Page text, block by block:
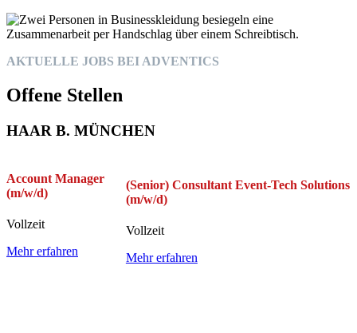
AKTUELLE JOBS BEI ADVENTICS
Offene Stellen
HAAR B. MÜNCHEN
Account Manager
(m/w/d)
Vollzeit
Mehr erfahren
(Senior) Consultant Event-Tech Solutions
(m/w/d)
Vollzeit
Mehr erfahren